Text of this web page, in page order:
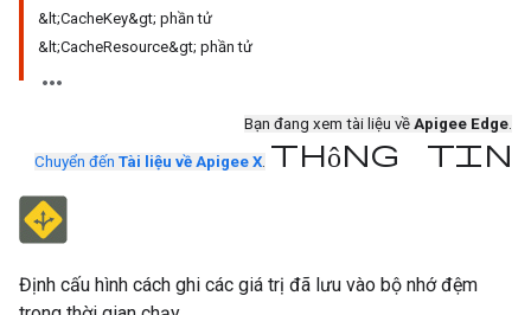
&lt;CacheKey&gt; phần tử
&lt;CacheResource&gt; phần tử
Bạn đang xem tài liệu về Apigee Edge.
Chuyển đến Tài liệu về Apigee X. thông tin
Định cấu hình cách ghi các giá trị đã lưu vào bộ nhớ đệm